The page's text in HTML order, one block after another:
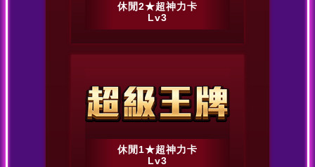
休閒2★超神力卡
Lv3
休閒1★超神力卡
Lv3